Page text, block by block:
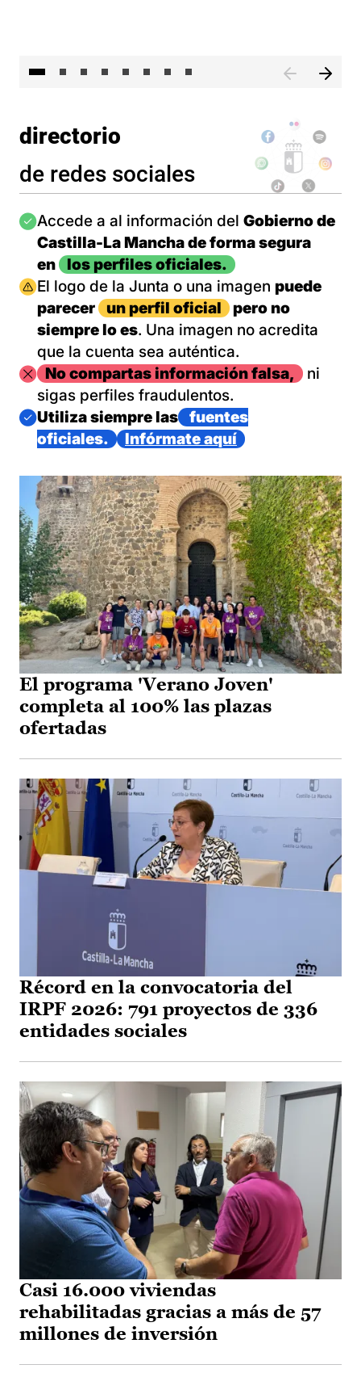
directorio
de redes sociales
Imagen
Accede a al información del Gobierno de
Castilla-La Mancha de forma segura
en
los perfiles oficiales.
Imagen
El logo de la Junta o una imagen puede
parecer
un perfil oficial
pero no
siempre lo es. Una imagen no acredita
que la cuenta sea auténtica.
ImagenNo compartas información falsa,
ni
sigas perfiles fraudulentos.
Imagen
Utiliza siempre las
fuentes
oficiales.
Infórmate aquí
El programa 'Verano Joven'
completa al 100% las plazas
ofertadas
Récord en la convocatoria del
IRPF 2026: 791 proyectos de 336
entidades sociales
Casi 16.000 viviendas
rehabilitadas gracias a más de 57
millones de inversión